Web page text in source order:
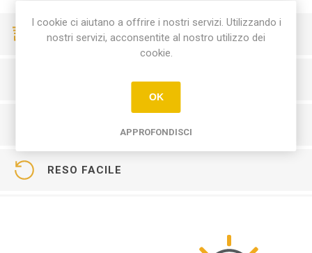
CONSEGNE VELOCI
PAGAMENTI SICURI
RESO FACILE
I cookie ci aiutano a offrire i nostri servizi. Utilizzando i
nostri servizi, acconsentite al nostro utilizzo dei
cookie.
OK
APPROFONDISCI